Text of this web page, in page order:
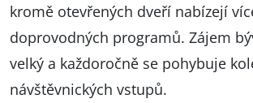
kromě otevřených dveří nabízejí
doprovodných programů. Zájem
velký a každoročně se pohybuje
návštěvnických vstupů.